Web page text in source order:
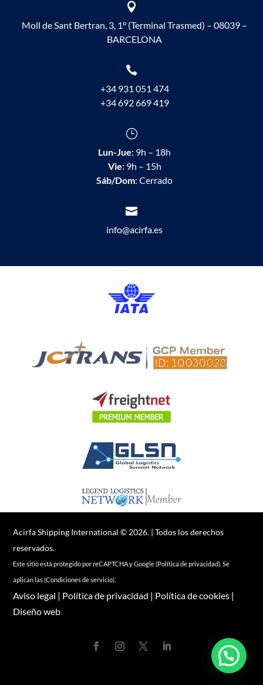

Moll de Sant Bertran, 3, 1º (Terminal Trasmed) – 08039 –
BARCELONA

+34 931 051 474
+34 692 669 419
}
Lun-Jue: 9h – 18h
Vie: 9h – 15h
Sáb/Dom: Cerrado

info@acirfa.es
Acirfa Shipping International © 2026. | Todos los derechos
reservados.
Este sitio está protegido por reCAPTCHA y Google (Política de privacidad). Se
aplican las (Condiciones de servicio).
Aviso legal | Política de privacidad | Política de cookies |
Diseño web